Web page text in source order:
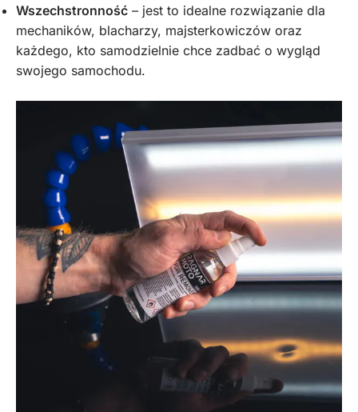
Wszechstronność – jest to idealne rozwiązanie dla
mechaników, blacharzy, majsterkowiczów oraz
każdego, kto samodzielnie chce zadbać o wygląd
swojego samochodu.